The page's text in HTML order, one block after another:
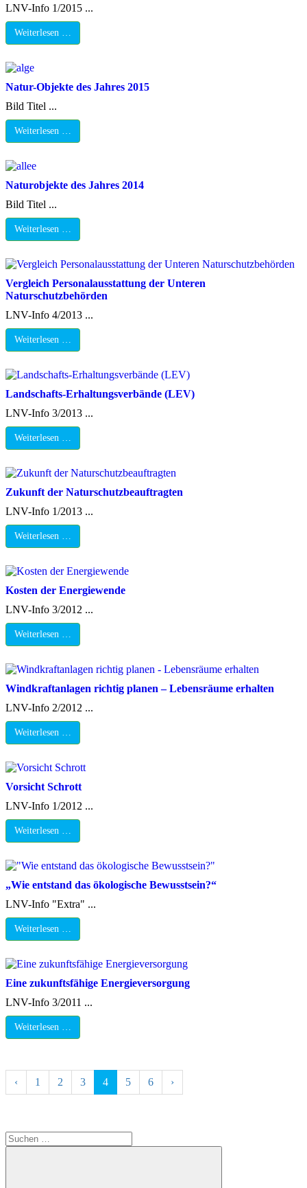
LNV-Info 1/2015 ...
Weiterlesen …
Natur-Objekte des Jahres 2015
Bild Titel ...
Weiterlesen …
Naturobjekte des Jahres 2014
Bild Titel ...
Weiterlesen …
Vergleich Personalausstattung der Unteren
Naturschutzbehörden
LNV-Info 4/2013 ...
Weiterlesen …
Landschafts-Erhaltungsverbände (LEV)
LNV-Info 3/2013 ...
Weiterlesen …
Zukunft der Naturschutzbeauftragten
LNV-Info 1/2013 ...
Weiterlesen …
Kosten der Energiewende
LNV-Info 3/2012 ...
Weiterlesen …
Windkraftanlagen richtig planen – Lebensräume erhalten
LNV-Info 2/2012 ...
Weiterlesen …
Vorsicht Schrott
LNV-Info 1/2012 ...
Weiterlesen …
„Wie entstand das ökologische Bewusstsein?“
LNV-Info "Extra" ...
Weiterlesen …
Eine zukunftsfähige Energieversorgung
LNV-Info 3/2011 ...
Weiterlesen …
‹ 1 2 3 4 5 6 ›
Suchen
nach: